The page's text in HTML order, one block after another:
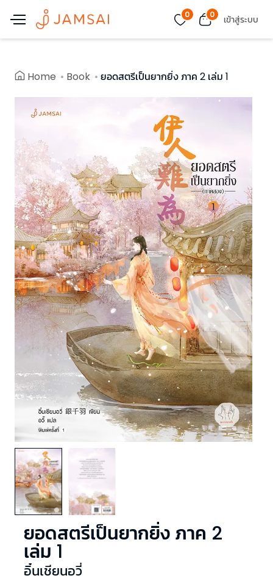
0 0 เข้าสู่ระบบ
Home Book ยอดสตรีเป็นยากยิ่ง ภาค 2 เล่ม 1
ยอดสตรีเป็นยากยิ่ง ภาค 2
เล่ม 1
อิ๋นเชียนอวี่